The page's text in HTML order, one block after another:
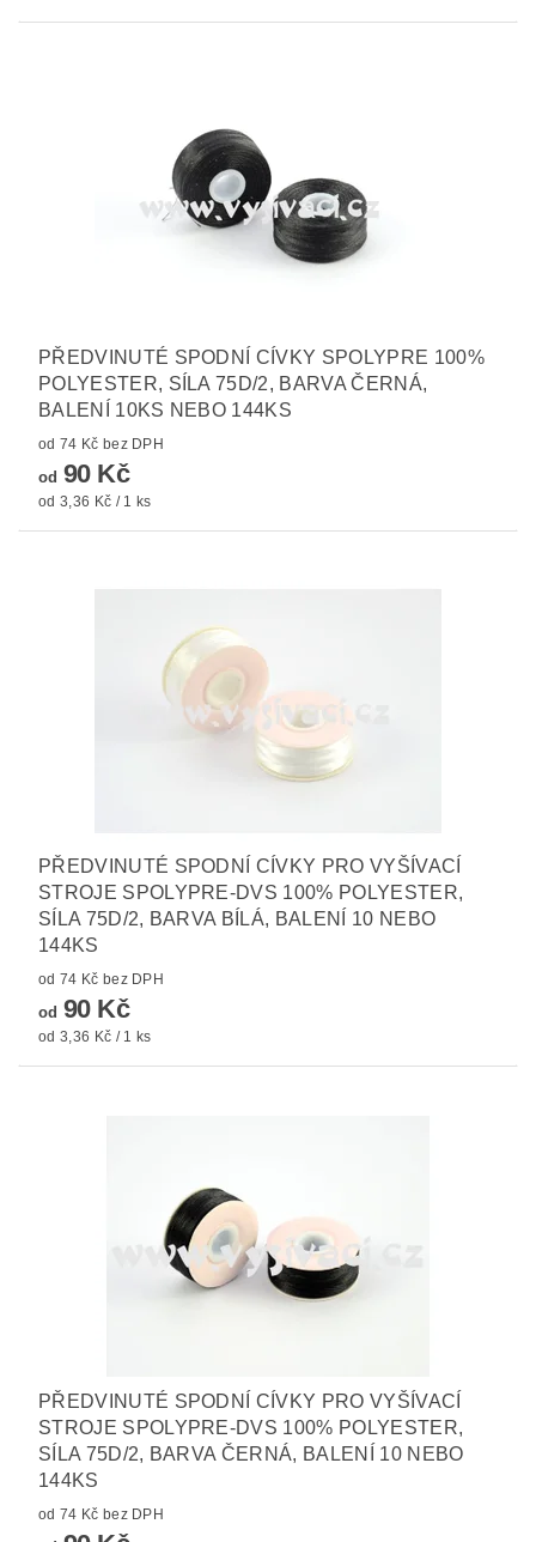
PŘEDVINUTÉ SPODNÍ CÍVKY SPOLYPRE 100%
POLYESTER, SÍLA 75D/2, BARVA ČERNÁ,
BALENÍ 10KS NEBO 144KS
od 74 Kč bez DPH
od 90 Kč
od 3,36 Kč / 1 ks
PŘEDVINUTÉ SPODNÍ CÍVKY PRO VYŠÍVACÍ
STROJE SPOLYPRE-DVS 100% POLYESTER,
SÍLA 75D/2, BARVA BÍLÁ, BALENÍ 10 NEBO
144KS
od 74 Kč bez DPH
od 90 Kč
od 3,36 Kč / 1 ks
PŘEDVINUTÉ SPODNÍ CÍVKY PRO VYŠÍVACÍ
STROJE SPOLYPRE-DVS 100% POLYESTER,
SÍLA 75D/2, BARVA ČERNÁ, BALENÍ 10 NEBO
144KS
od 74 Kč bez DPH